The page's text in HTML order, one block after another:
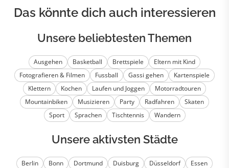
Das könnte dich auch interessieren
Unsere beliebtesten Themen
Ausgehen Basketball Brettspiele
Eltern mit Kind
Fotografieren & Filmen
Fussball Gassi gehen
Kartenspiele
Klettern
Kochen Laufen und Joggen
Motorradtouren
Mountainbiken
Musizieren Party Radfahren
Skaten
Sport
Sprachen Tischtennis Wandern
Unsere aktivsten Städte
Berlin Bonn Dortmund Duisburg Düsseldorf
Essen